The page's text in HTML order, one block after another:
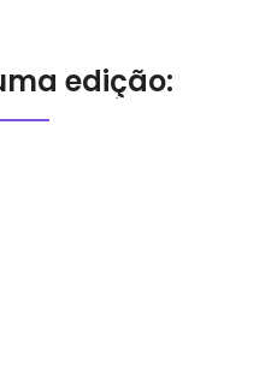
edição: